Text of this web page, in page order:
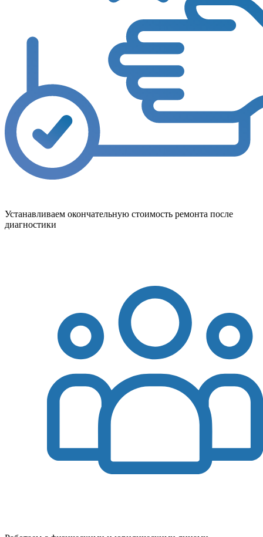
Устанавливаем окончательную стоимость ремонта после
диагностики